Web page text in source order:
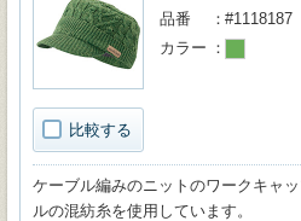
比較する
品番
#1118187
カラー
ケーブル編みのニットのワークキャ
ルの混紡糸を使用しています。